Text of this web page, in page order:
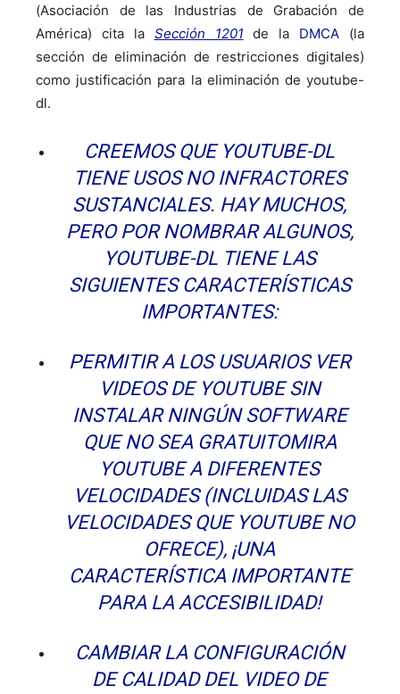
(Asociación de las Industrias de Grabación de
América) cita la Sección 1201 de la DMCA (la
sección de eliminación de restricciones digitales)
como justificación para la eliminación de youtube-
dl.
CREEMOS QUE YOUTUBE-DL
TIENE USOS NO INFRACTORES
SUSTANCIALES. HAY MUCHOS,
PERO POR NOMBRAR ALGUNOS,
YOUTUBE-DL TIENE LAS
SIGUIENTES CARACTERÍSTICAS
IMPORTANTES:
PERMITIR A LOS USUARIOS VER
VIDEOS DE YOUTUBE SIN
INSTALAR NINGÚN SOFTWARE
QUE NO SEA GRATUITOMIRA
YOUTUBE A DIFERENTES
VELOCIDADES (INCLUIDAS LAS
VELOCIDADES QUE YOUTUBE NO
OFRECE), ¡UNA
CARACTERÍSTICA IMPORTANTE
PARA LA ACCESIBILIDAD!
CAMBIAR LA CONFIGURACIÓN
DE CALIDAD DEL VIDEO DE